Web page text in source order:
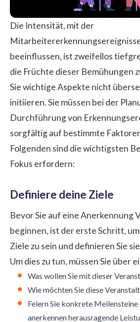
Die Intensität, mit der
beeinflussen, ist zweifellos
die Früchte dieser Bemühungen
Sie wichtige Aspekte nicht
initiieren. Sie müssen bei der
Durchführung von
sorgfältig auf bestimmte
Folgenden sind die wichtigsten
Fokus erfordern:
Definiere deine Ziele
Bevor Sie auf eine Anerkennung
beginnen, ist der erste Schritt,
Ziele zu sein und definieren Sie
Um dies zu tun, müssen Sie über
Was wollen Sie mit dieser
Wie möchten Sie diese
Feiern Sie konkrete
anerkennen herausragende